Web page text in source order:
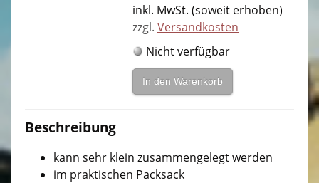
Selbstausbau Materialien
Shop Campingzubehör/ Lagerware
History
Archiv
inkl. MwSt. (soweit erhoben)
zzgl. Versandkosten
Nicht verfügbar
In den Warenkorb
Beschreibung
kann sehr klein zusammengelegt werden
im praktischen Packsack